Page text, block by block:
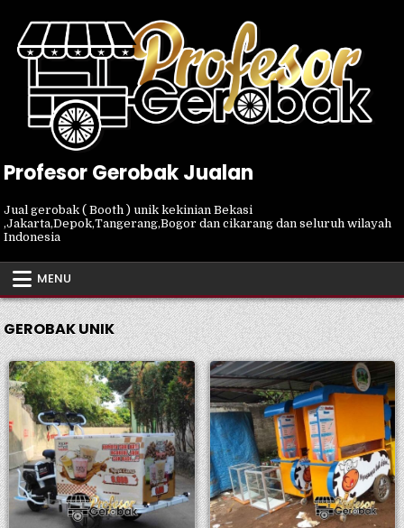
content
Profesor Gerobak Jualan
Jual gerobak ( Booth ) unik kekinian Bekasi
,Jakarta,Depok,Tangerang,Bogor dan cikarang dan seluruh wilayah
Indonesia
MENU
GEROBAK UNIK